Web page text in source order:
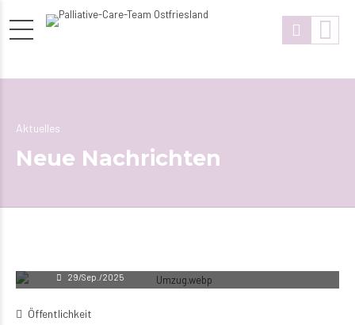
Aktuelles
Neue Nachrichten
29/Sep./2025
Öffentlichkeit